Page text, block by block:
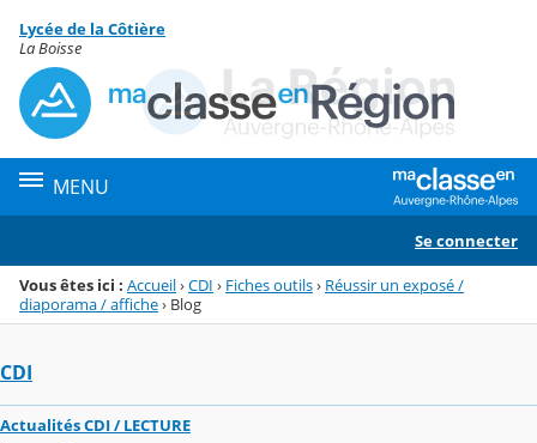
Menu de la rubrique
Contenu
Lycée de la Côtière
La Boisse
MENU
Se connecter
Vous êtes ici : Accueil›CDI › Fiches outils› Réussir un exposé /
diaporama / affiche› Blog
CDI
Actualités CDI / LECTURE